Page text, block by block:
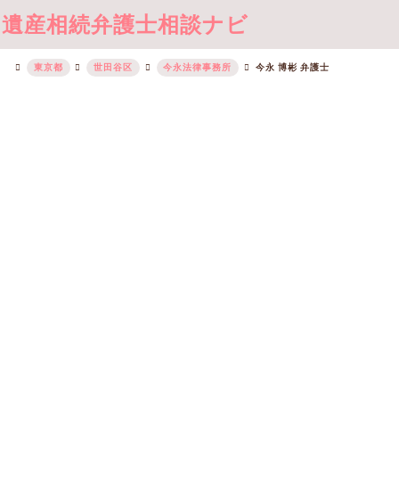
遺産相続弁護士相談ナビ
東京都 世田谷区 今永法律事務所 今永 博彬 弁護士